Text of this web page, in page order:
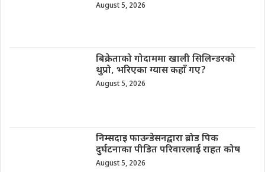
August 5, 2026
बिक्रेताको गोदाममा खाली सिलिन्डरको
थुप्रो, भरिएका ग्यास कहाँ गए?
August 5, 2026
निम्सदाइ फाउन्डेसनद्वारा ब्रोड पिक
दुर्घटनाका पीडित परिवारलाई राहत कोष
August 5, 2026